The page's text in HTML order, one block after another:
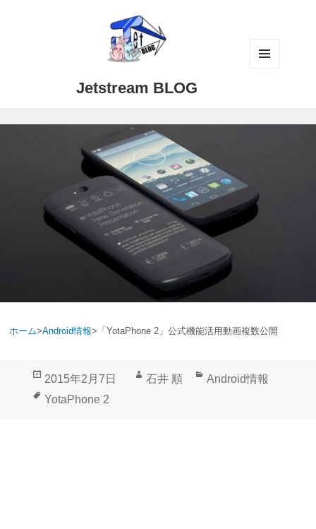
Jetstream BLOG
ホーム>Android情報> 「YotaPhone 2」公式機能活用動画複数公開
投
稿
2015年2月7日
作
石井 順
カ
Android情報
タ
YotaPhone 2